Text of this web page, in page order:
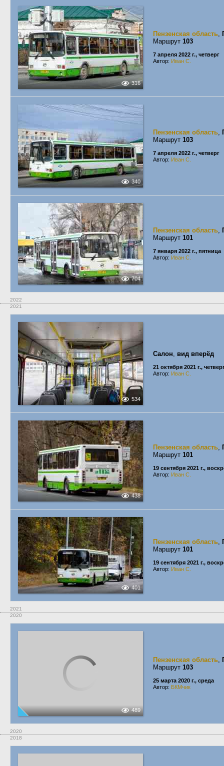
316
Пензенская область,
Маршрут 103
7 апреля 2022 г., четверг
Автор: Иван С.
340
Пензенская область,
Маршрут 103
7 апреля 2022 г., четверг
Автор: Иван С.
704
Пензенская область,
Маршрут 101
7 января 2022 г., пятница
Автор: Иван С.
2022
2021
534
Салон, вид вперёд
21 октября 2021 г.,
Автор: Иван С.
438
Пензенская область,
Маршрут 101
19 сентября 2021 г.,
Автор: Иван С.
401
Пензенская область,
Маршрут 101
19 сентября 2021 г.,
Автор: Иван С.
2021
2020
489
Пензенская область,
Маршрут 103
25 марта 2020 г., среда
Автор: БКМчик
2020
2018